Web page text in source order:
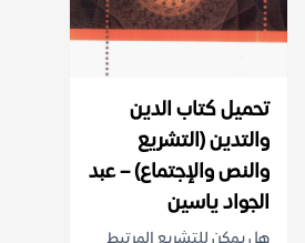
تحميل كتاب الدين
والتدين (التشريع
والنص والإجتماع) – عبد
الجواد ياسين
هل يمكن للتشريع المرتبط